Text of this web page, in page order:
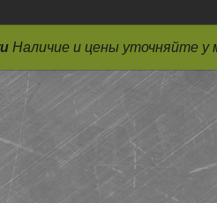
Наличие и цены уточняйте у